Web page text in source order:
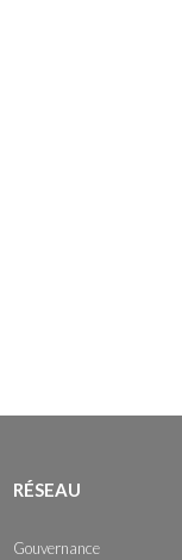
RÉSEAU
Gouvernance